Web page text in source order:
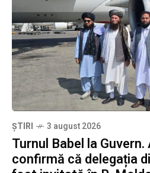
ȘTIRI 3 august 2026
Turnul Babel la
confirmă că delegația